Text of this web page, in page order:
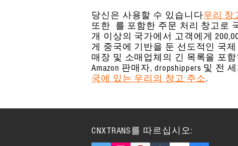
당신은 사용할 수 있습니다우리 창
또한 를 포함한 주문 처리 창고로
개 이상의 국가에서 고객에게
게 중국에 기반을 둔 선도적인 국
매장 및 소매업체의 긴 목록을 포
Amazon 판매자, dropshippers 및
국에 있는 우리의 창고 주소.
CNXTRANS를 따르십시오: